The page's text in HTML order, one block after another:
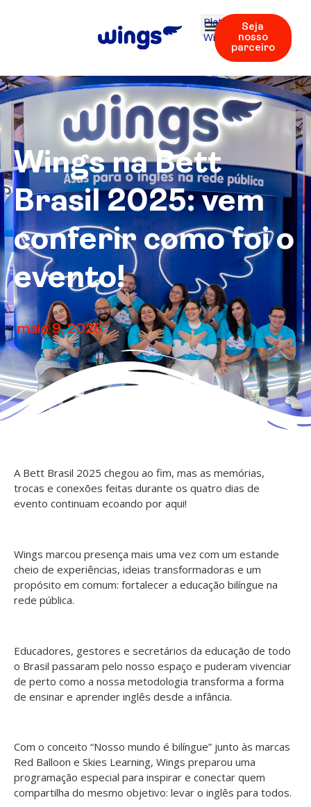
Plataforma
Wings
Seja
nosso
parceiro
Wings na Bett
Brasil 2025: vem
conferir como foi o
evento!
maio 9, 2025
A Bett Brasil 2025 chegou ao fim, mas as memórias,
trocas e conexões feitas durante os quatro dias de
evento continuam ecoando por aqui!
Wings marcou presença mais uma vez com um estande
cheio de experiências, ideias transformadoras e um
propósito em comum: fortalecer a educação bilíngue na
rede pública.
Educadores, gestores e secretários da educação de todo
o Brasil passaram pelo nosso espaço e puderam vivenciar
de perto como a nossa metodologia transforma a forma
de ensinar e aprender inglês desde a infância.
Com o conceito “Nosso mundo é bilíngue” junto às marcas
Red Balloon e Skies Learning, Wings preparou uma
programação especial para inspirar e conectar quem
compartilha do mesmo objetivo: levar o inglês para todos.